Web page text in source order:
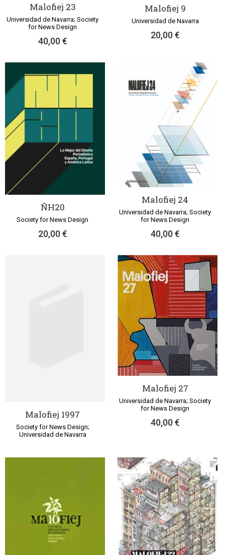
Malofiej 23
Universidad de Navarra; Society
for News Design
40,00 €
Malofiej 9
Universidad de Navarra
20,00 €
ÑH20
Society for News Design
20,00 €
Malofiej 24
Universidad de Navarra; Society
for News Design
40,00 €
Malofiej 1997
Society for News Design;
Universidad de Navarra
Malofiej 27
Universidad de Navarra; Society
for News Design
40,00 €